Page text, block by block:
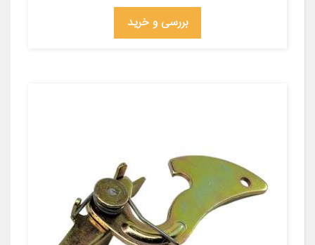
بررسی و خرید